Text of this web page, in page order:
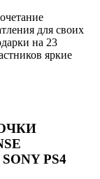
для своих
на 23
яркие
PS4